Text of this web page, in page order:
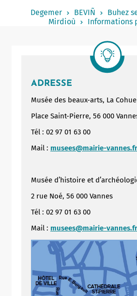
Un
Degemer BEVIÑ
Buhez
Mirdioù
Informations
ADRESSE
Musée des beaux-arts, La Cohue
Place Saint-Pierre, 56 000
Tél : 02 97 01 63 00
Mail : musees@mairie-vannes.fr
Musée d’histoire et
2 rue Noé, 56 000 Vannes
Tél : 02 97 01 63 00
Mail : musees@mairie-vannes.fr